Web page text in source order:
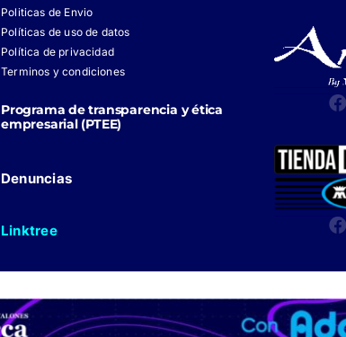
Politicas de Envio
Políticas de uso de datos
Política de privacidad
Terminos y condiciones
Programa de transparencia y ética
empresarial (PTEE)
Denuncias
Linktree